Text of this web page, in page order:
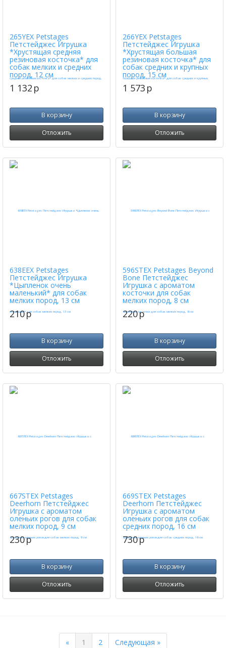
265YEX Petstages
Петстейджес Игрушка
*Хрустящая средняя
резиновая косточка* для
собак мелких и средних
пород, 12 см
1 132 p
В корзину
Отложить
266YEX Petstages
Петстейджес Игрушка
*Хрустящая большая
резиновая косточка* для
собак средних и крупных
пород, 15 см
1 573 p
В корзину
Отложить
638EEX Petstages
Петстейджес Игрушка
*Цыпленок очень
маленький* для собак
мелких пород, 13 см
210p
В корзину
Отложить
596STEX Petstages Beyond
Bone Петстейджес
Игрушка с ароматом
косточки для собак
мелких пород, 8 см
220p
В корзину
Отложить
667STEX Petstages
Deerhorn Петстейджес
Игрушка с ароматом
оленьих рогов для собак
мелких пород, 9 см
230p
В корзину
Отложить
669STEX Petstages
Deerhorn Петстейджес
Игрушка с ароматом
оленьих рогов для собак
средних пород, 16 см
730p
В корзину
Отложить
«Previous
1 2 Следующая »Next